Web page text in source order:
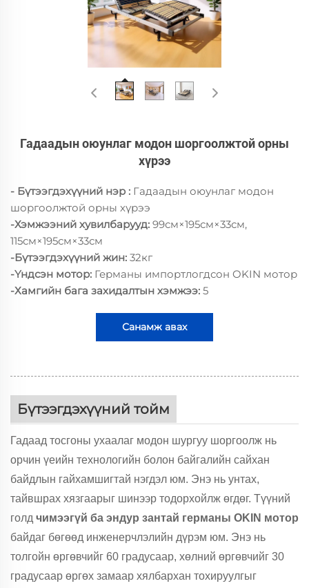
Гадаадын оюунлаг модон шоргоолжтой орны
хүрээ
- Бүтээгдэхүүний нэр : Гадаадын оюунлаг модон
шоргоолжтой орны хүрээ
-Хэмжээний хувилбарууд: 99см×195см×33см,
115см×195см×33см
-Бүтээгдэхүүний жин: 32кг
-Үндсэн мотор: Германы импортлогдсон OKIN мотор
-Хамгийн бага захидалтын хэмжээ: 5
Санамж авах
Бүтээгдэхүүний тойм
Гадаад тосгоны ухаалаг модон шургуу шоргоолж нь
орчин үеийн технологийн болон байгалийн сайхан
байдлын гайхамшигтай нэгдэл юм. Энэ нь унтах,
тайвшрах хязгаарыг шинээр тодорхойлж өгдөг. Түүний
голд чимээгүй ба эндур зантай германы OKIN мотор
байдаг бөгөөд инженерчлэлийн дүрэм юм. Энэ нь
толгойн өргөвчийг 60 градусаар, хөлний өргөвчийг 30
градусаар өргөх замаар хялбархан тохируулгыг